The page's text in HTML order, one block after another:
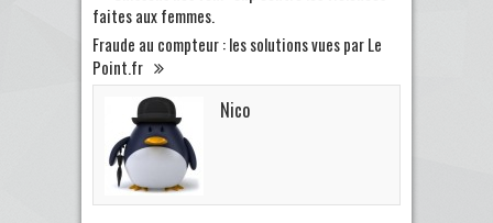
faites aux femmes.
Fraude au compteur : les solutions vues par Le
Point.fr
Nico